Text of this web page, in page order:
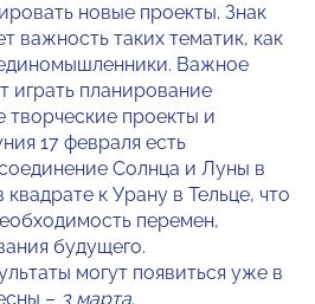
новые проекты. Знак
важность таких тематик, как
Важное
играть планирование
творческие проекты и
17 февраля есть
Солнца и Луны в
к Урану в Тельце, что
перемен,
будущего.
могут появиться уже в
– 3 марта.